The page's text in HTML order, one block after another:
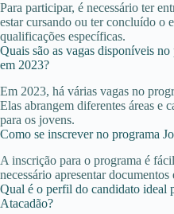
Para participar, é necessário ter
estar cursando ou ter concluído o
qualificações específicas.
Quais são as vagas disponíveis
em 2023?
Em 2023, há várias vagas no
Elas abrangem diferentes áreas e
para os jovens.
Como se inscrever no programa
A inscrição para o programa é
necessário apresentar
Qual é o perfil do candidato ideal
Atacadão?